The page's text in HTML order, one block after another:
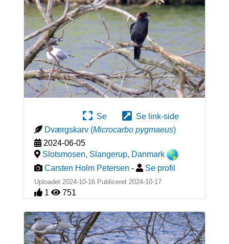
Se
Se link-side
Dværgskarv (Microcarbo pygmaeus)
2024-06-05
Slotsmosen, Slangerup, Danmark
Carsten Holm Petersen - Se profil
Uploadet 2024-10-16 Publiceret 2024-10-17
1 751